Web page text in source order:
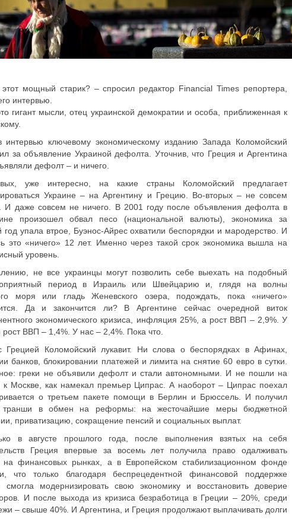
мощный старик? – спросил редактор Financial Times репортера,
интервью.
гигант мысли, отец украинской демократии и особа, приближенная к
интервью ключевому экономическому изданию Запада Коломойский
за объявление Украиной дефолта. Уточнив, что Греция и Аргентина
дефолт – и ничего.
уже интересно, на какие страны Коломойский предлагает
Украине – на Аргентину и Грецию. Во-вторых – не совсем
И даже совсем не ничего. В 2001 году после объявления дефолта в
произошел обвал песо (национальной валюты), экономика за
год упала втрое, Буэнос-Айрес охватили беспорядки и мародерство. И
это «ничего» 12 лет. Именно через такой срок экономика вышла на
уровень.
не все украинцы могут позволить себе выехать на подобный
период в Израиль или Швейцарию и, глядя на волны
моря или гладь Женевского озера, подождать, пока «ничего»
Да и закончится ли? В Аргентине сейчас очередной виток
экономического кризиса, инфляция 25%, а рост ВВП – 2,9%. У
рост ВВП – 1,4%. У нас – 2,4%. Пока что.
Коломойский лукавит. Ни слова о беспорядках в Афинах,
банков, блокировании платежей и лимита на снятие 60 евро в сутки.
греки не объявили дефолт и стали автономными. И не пошли на
к Москве, как намекал премьер Ципрас. А наоборот – Ципрас поехал
о третьем пакете помощи в Берлин и Брюссель. И получил
транши в обмен на реформы: на жесточайшие меры бюджетной
приватизацию, сокращение пенсий и социальных выплат.
в августе прошлого года, после выполнения взятых на себя
Греция впервые за восемь лет получила право одалживать
на финансовых рынках, а в Европейском стабилизационном фонде
что только благодаря беспрецедентной финансовой поддержке
смогла модернизировать свою экономику и восстановить доверие
И после выхода из кризиса безработица в Греции – 20%, среди
– свыше 40%. И Аргентина, и Греция продолжают выплачивать долги